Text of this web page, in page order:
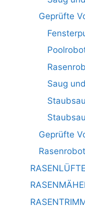
Geprüfte
Saug
Geprüfte